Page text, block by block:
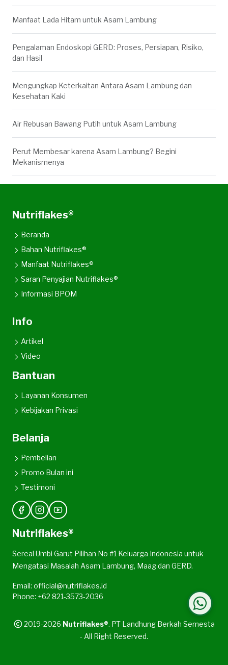
Manfaat Lada Hitam untuk Asam Lambung
Pengalaman Endoskopi GERD: Proses, Persiapan, Risiko,
dan Hasil
Mengungkap Keterkaitan Antara Asam Lambung dan
Kesehatan Kaki
Air Rebusan Bawang Putih untuk Asam Lambung
Perut Membesar karena Asam Lambung? Begini
Mekanismenya
Nutriflakes®
Beranda
Bahan Nutriflakes®
Manfaat Nutriflakes®
Saran Penyajian Nutriflakes®
Informasi BPOM
Info
Artikel
Video
Bantuan
Layanan Konsumen
Kebijakan Privasi
Belanja
Pembelian
Promo Bulan ini
Testimoni
Nutriflakes®
Sereal Umbi Garut Pilihan No #1 Keluarga Indonesia untuk
Mengatasi Masalah Asam Lambung, Maag dan GERD.
Email: official@nutriflakes.id
Phone: +62 821-3573-2036
2019-2026 Nutriflakes®. PT Landhung Berkah Semesta
- All Right Reserved.